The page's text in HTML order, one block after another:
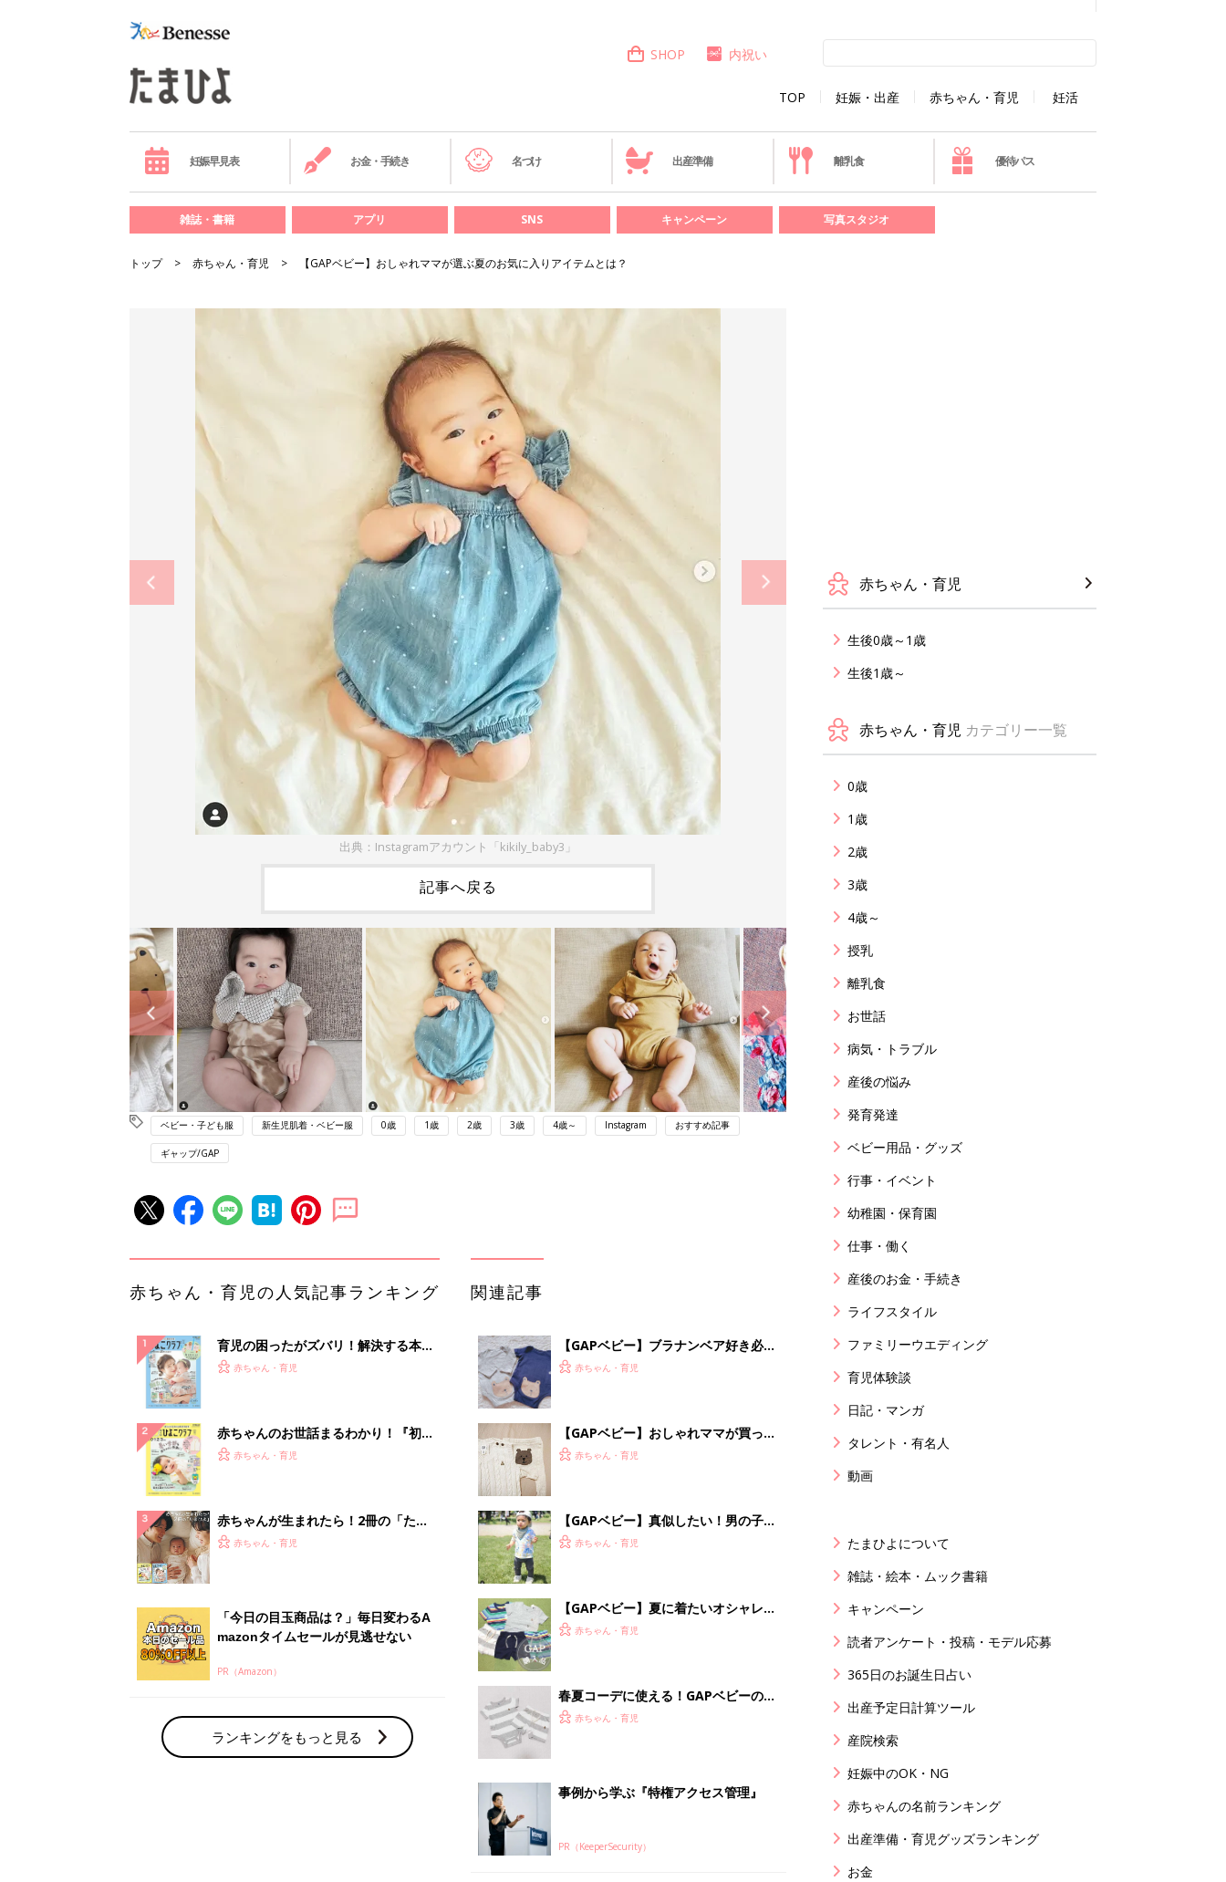
TOP 妊娠・出産 赤ちゃん・育児 妊活
SHOP 内祝い
妊娠早見表 お金・手続き 名づけ 出産準備 離乳食 優待パス
雑誌・書籍 アプリ SNS キャンペーン 写真スタジオ
トップ 赤ちゃん・育児 【GAPベビー】おしゃれママが選ぶ夏のお気に入りアイテムとは？
出典：Instagramアカウント「kikily_baby3」
記事へ戻る
ベビー・子ども服 新生児肌着・ベビー服 0歳 1歳 2歳 3歳 4歳～ Instagram おすすめ記事
ギャップ/GAP
赤ちゃん・育児の人気記事ランキング
育児の困ったがズバリ！解決する本
『ひよこクラブ 夏号』 4カ月～2才
赤ちゃん・育児
赤ちゃんのお世話まるわかり！『初め
てのひよこクラブ 夏号』〈巻頭大特
解決テク
赤ちゃん・育児
赤ちゃんが生まれたら！2冊の「たま
ひよ」
赤ちゃん・育児
「今日の目玉商品は？」毎日変わるA
mazonタイムセールが見逃せない
PR（Amazon）
ランキングをもっと見る
関連記事
【GAPベビー】ブラナンベア好き必見
の夏アイテム5選
赤ちゃん・育児
【GAPベビー】おしゃれママが買った
ブラナンベアシリーズ
赤ちゃん・育児
【GAPベビー】真似したい！男の子夏
コーデをチェック！
赤ちゃん・育児
【GAPベビー】夏に着たいオシャレ服
が話題！
赤ちゃん・育児
春夏コーデに使える！GAPベビーのお
しゃれロンパース4選
赤ちゃん・育児
事例から学ぶ『特権アクセス管理』
PR（KeeperSecurity）
赤ちゃん・育児
生後0歳～1歳
生後1歳～
赤ちゃん・育児 カテゴリー一覧
0歳
1歳
2歳
3歳
4歳～
授乳
離乳食
お世話
病気・トラブル
産後の悩み
発育発達
ベビー用品・グッズ
行事・イベント
幼稚園・保育園
仕事・働く
産後のお金・手続き
ライフスタイル
ファミリーウエディング
育児体験談
日記・マンガ
タレント・有名人
動画
たまひよについて
雑誌・絵本・ムック書籍
キャンペーン
読者アンケート・投稿・モデル応募
365日のお誕生日占い
出産予定日計算ツール
産院検索
妊娠中のOK・NG
赤ちゃんの名前ランキング
出産準備・育児グッズランキング
お金